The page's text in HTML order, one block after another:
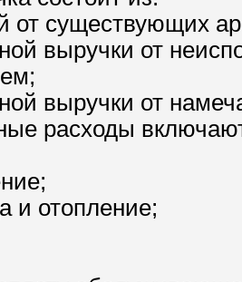
от существующих
выручки от
выручки от
расходы
и отопление;